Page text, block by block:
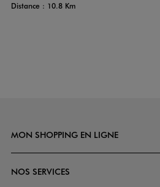
Distance : 10.8 Km
MON SHOPPING EN LIGNE
NOS SERVICES